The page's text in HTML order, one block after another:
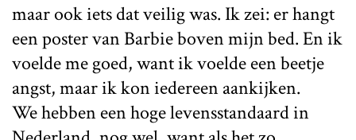
maar ook iets dat veilig was. Ik zei: er hangt
een poster van Barbie boven mijn bed. En ik
voelde me goed, want ik voelde een beetje
angst, maar ik kon iedereen aankijken.
We hebben een hoge levensstandaard in